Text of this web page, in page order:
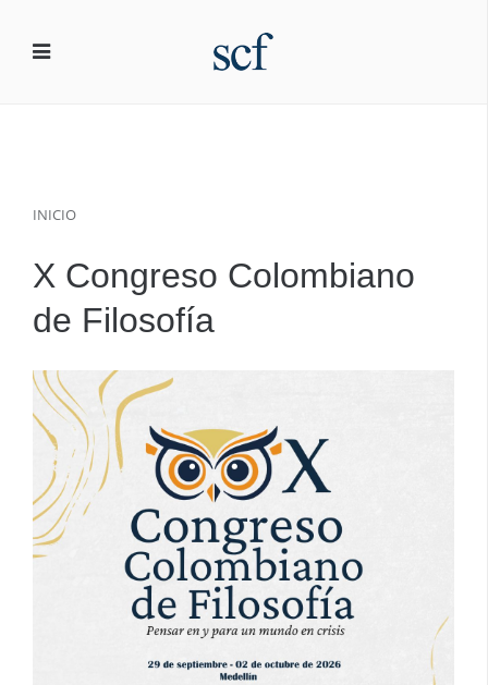
INICIO
X Congreso Colombiano
de Filosofía